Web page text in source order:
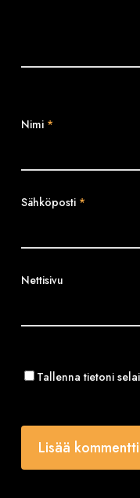
Nimi *
Sähköposti *
Nettisivu
Tallenna tietoni